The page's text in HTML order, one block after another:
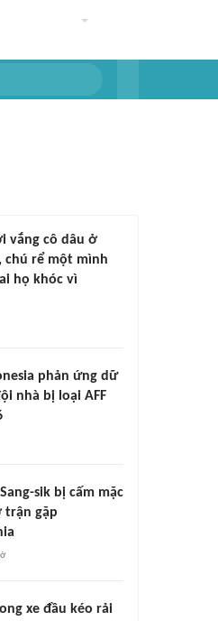
vắng cô dâu ở
chú rể một mình
họ khóc vì
phản ứng dữ
nhà bị loại AFF
Sang-sik bị cấm mặc
trận gặp
xe đầu kéo rải